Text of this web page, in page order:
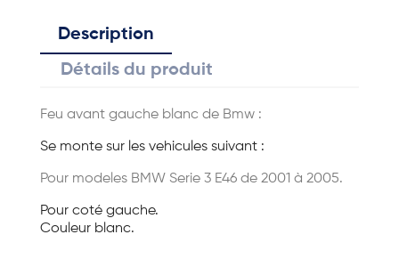
Description
Détails du produit
Feu avant gauche blanc de Bmw :
Se monte sur les vehicules suivant :
Pour modeles BMW Serie 3 E46 de 2001 à 2005.
Pour coté gauche.
Couleur blanc.